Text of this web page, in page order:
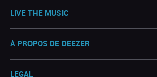
LIVE THE MUSIC
À PROPOS DE DEEZER
LEGAL